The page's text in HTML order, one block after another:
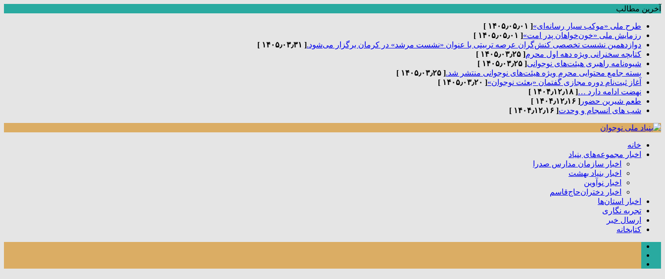
آخرین مطالب
طرح ملی «موکب سیار رسانه‌ای»[ ۱۴۰۵٫۰۵٫۰۱ ]
رزمایش ملی «خون‌خواهان پدر امت»[ ۱۴۰۵٫۰۵٫۰۱ ]
دوازدهمین نشست تخصصی کنش‌گران عرصه تربیتی با عنوان «نشست مرشد» در کرمان برگزار می‌شود.[ ۱۴۰۵٫۰۳٫۳۱ ]
کتابچه سخنرانی ویژه دهه اول محرم[ ۱۴۰۵٫۰۳٫۲۵ ]
شیوه‌نامه راهبری هیئت‌های نوجوانی[ ۱۴۰۵٫۰۳٫۲۵ ]
بسته جامع محتوایی محرم ویژه هیئت‌های نوجوانی منتشر شد.[ ۱۴۰۵٫۰۳٫۲۵ ]
آغاز ثبت‌نام دوره مجازی گفتمان «بعثت نوجوان»[ ۱۴۰۵٫۰۳٫۲۰ ]
نهضت ادامه دارد …[ ۱۴۰۴٫۱۲٫۱۸ ]
طعم شیرین حضور [ ۱۴۰۴٫۱۲٫۱۶ ]
شب های انسجام و وحدت[ ۱۴۰۴٫۱۲٫۱۶ ]
خانه
اخبار مجموعه‌های بنیاد
اخبار سازمان مدارس صدرا
اخبار بنیاد بهشت
اخبار نوآوین
اخبار دختران‌حاج‌قاسم
اخبار استان‌ها
تجربه نگاری
ارسال خبر
کتابخانه